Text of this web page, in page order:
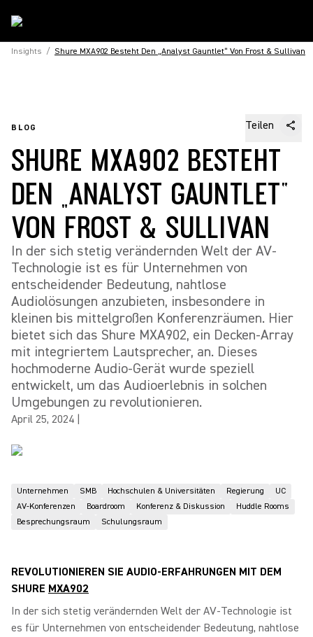
Insights / Shure MXA902 Besteht Den „Analyst Gauntlet“ Von Frost & Sullivan
BLOG Teilen
SHURE MXA902 BESTEHT
DEN „ANALYST GAUNTLET“
VON FROST & SULLIVAN
In der sich stetig verändernden Welt der AV-
Technologie ist es für Unternehmen von
entscheidender Bedeutung, nahtlose
Audiolösungen anzubieten, insbesondere in
kleinen bis mittelgroßen Konferenzräumen. Hier
bietet sich das Shure MXA902, ein Decken-Array
mit integriertem Lautsprecher, an. Dieses
hochmoderne Audio-Gerät wurde speziell
entwickelt, um das Audioerlebnis in solchen
Umgebungen zu revolutionieren.
April 25, 2024
Unternehmen SMB Hochschulen & Universitäten Regierung
UC
AV-Konferenzen
Boardroom Konferenz & Diskussion
Huddle Rooms
Besprechungsraum
Schulungsraum
REVOLUTIONIEREN SIE AUDIO-ERFAHRUNGEN MIT DEM
SHURE MXA902
In der sich stetig verändernden Welt der AV-Technologie ist
es für Unternehmen von entscheidender Bedeutung, nahtlose